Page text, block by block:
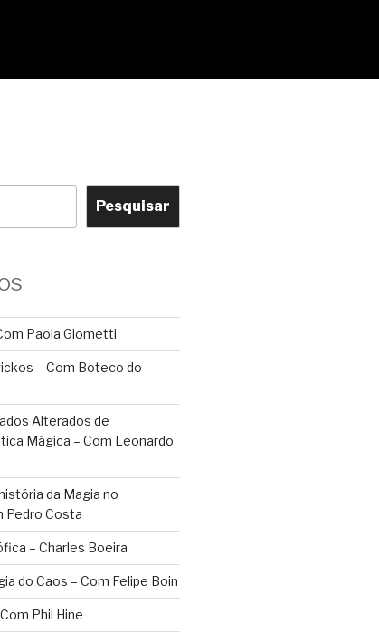
Pesquisar
Paola Giometti
– Com Boteco do
Alterados de
Mágica – Com Leonardo
da Magia no
Pedro Costa
– Charles Boeira
do Caos – Com Felipe Boin
Phil Hine